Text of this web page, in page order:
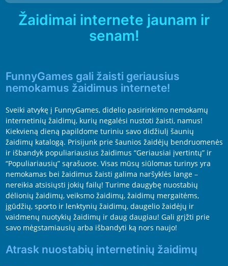
Žaidimai internete jaunam ir
senam!
FunnyGames gali žaisti geriausius
nemokamus žaidimus internete!
Sveiki atvykę į FunnyGames, didelio pasirinkimo nemokamų
internetinių žaidimų, kurių negalėsi nustoti žaisti, namus!
Kiekvieną dieną papildome turiniu savo didžiulį šaunių
žaidimų katalogą. Prisijunk prie šaunios žaidėjų bendruomenės
ir išbandyk populiariausius žaidimus “Geriausiai įvertintų” ir
“Populiariausių” sąrašuose. Visas mūsų siūlomas turinys yra
nemokamas bei žaidimus žaisti galima naršyklės lange –
nereikia atsisiųsti jokių failų! Turime daugybę nuostabių
dėlionių žaidimų, veiksmo žaidimų, žaidimų mergaitėms,
įgūdžių, sporto ir lenktynių žaidimų, daugelio žaidėjų ir
vaidmenų nuotykių žaidimų ir daug daugiau! Gali grįžti prie
savo mėgstamiausių arba išbandyti ką nors naujo!
Atrask nuostabių internetinių žaidimų